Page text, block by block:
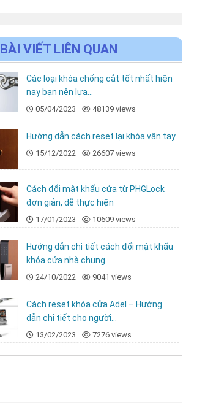
BÀI VIẾT LIÊN QUAN
Các loại khóa chống cắt tốt nhất hiện
nay bạn nên lựa...
05/04/2023 48139 views
Hướng dẫn cách reset lại khóa vân tay
15/12/2022 26607 views
Cách đổi mật khẩu cửa từ PHGLock
đơn giản, dễ thực hiện
17/01/2023 10609 views
Hướng dẫn chi tiết cách đổi mật khẩu
khóa cửa nhà chung...
24/10/2022 9041 views
Cách reset khóa cửa Adel – Hướng
dẫn chi tiết cho người...
13/02/2023 7276 views